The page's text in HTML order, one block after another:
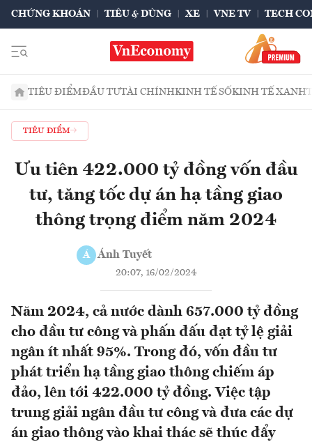
CHỨNG KHOÁN TIÊU & DÙNG XE VNE TV TECH
TIÊU ĐIỂMĐẦU TƯTÀI CHÍNHKINH TẾ SỐKINH TẾ XANH
TIÊU ĐIỂM
Ưu tiên 422.000 tỷ đồng vốn đầu
tư, tăng tốc dự án hạ tầng giao
thông trọng điểm năm 2024
Á Ánh Tuyết
20:07, 16/02/2024
Năm 2024, cả nước dành 657.000 tỷ đồng
cho đầu tư công và phấn đấu đạt tỷ lệ giải
ngân ít nhất 95%. Trong đó, vốn đầu tư
phát triển hạ tầng giao thông chiếm áp
đảo, lên tới 422.000 tỷ đồng. Việc tập
trung giải ngân đầu tư công và đưa các dự
án giao thông vào khai thác sẽ thúc đẩy